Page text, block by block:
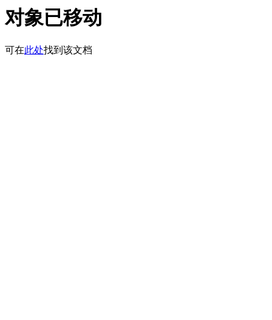
对象已移动
可在此处找到该文档